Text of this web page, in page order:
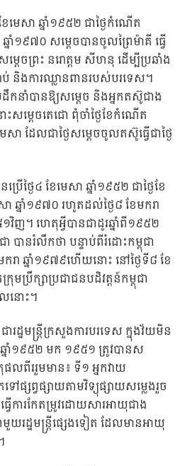
េសា ឆ្នាំ១៩៥២ ជាថ្ងៃកំណើត
ាំ១៩៧០ សម្តេចបាន​ចូលព្រៃម៉ាគី ធ្វើ
តេចព្រះ នរោត្តម សីហនុ ដើម្បីប្រឆាំង
ប់ និងការឈ្លានពានរបស់បរទេស។
កនាំបានឱ្យសម្តេច និងអ្នកតស៊ូជាង
ះសម្តេចតេជោ ​ពុំចាំថ្ងៃខែកំណើត
សា ដែលជាថ្ងៃសម្តេច​ចូលតស៊ូធ្វើជាថ្ងៃ
រើថ្ងៃ៤ ខែមេសា ឆ្នាំ១៩៥២ ជាថ្ងៃខែ
ឆ្នាំ១៩៧០ រហូតដល់ថ្ងៃ៨ ខែមករា
វិញ។ ហេតុអ្វីបានជាដូរឆ្នាំពី១៩៥២
បានរំលឹកថា បន្ទាប់ពីរំដោះកម្ពុជា
ា ឆ្នាំ១៩៧៩ហើយនោះ នៅថ្ងៃទី៨ ខែ
រុមប្រឹក្សាប្រជាជនបដិវត្តន៍កម្ពុជា
លនោះ។
រដ្ឋមន្ត្រីក្រសួងការបរទេស ក្នុងវ័យមិន
នាំ១៩៥២ មក ១៩៥១ ត្រូវបានស
ផលពីររួមមាន៖ ទី១ អ្នកវាយ
ព្វផ្សាយតាមវិទ្យុផ្សាយសម្លេងរួច
ការកែតម្រូវដោយសារ​អាយុជាង
មួយរដ្ឋមន្ត្រីផ្សេងទៀត ដែលមានអាយុ